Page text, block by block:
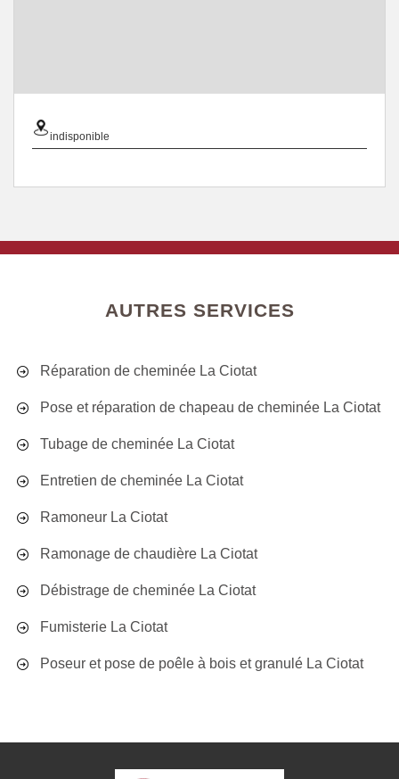
indisponible
AUTRES SERVICES
Réparation de cheminée La Ciotat
Pose et réparation de chapeau de cheminée La Ciotat
Tubage de cheminée La Ciotat
Entretien de cheminée La Ciotat
Ramoneur La Ciotat
Ramonage de chaudière La Ciotat
Débistrage de cheminée La Ciotat
Fumisterie La Ciotat
Poseur et pose de poêle à bois et granulé La Ciotat